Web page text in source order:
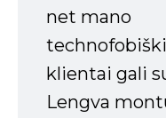
net mano
klientai gali
Lengva